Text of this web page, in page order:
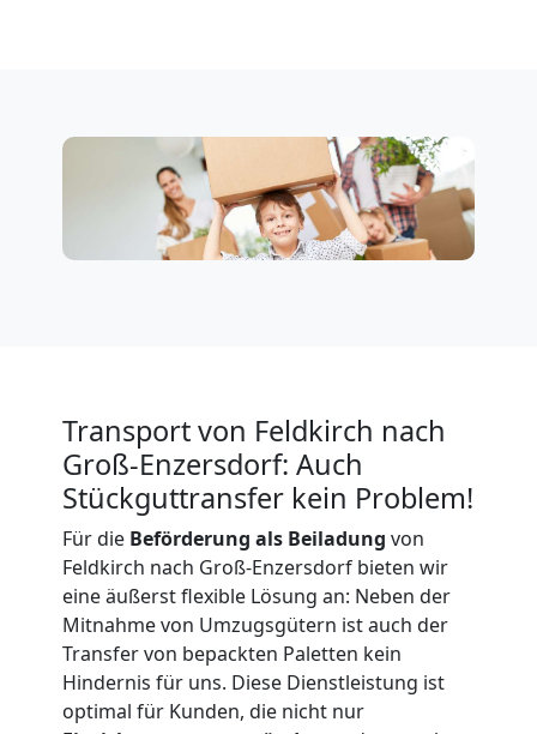
Transport von Feldkirch nach
Groß-Enzersdorf: Auch
Stückguttransfer kein Problem!
Für die Beförderung als Beiladung von
Feldkirch nach Groß-Enzersdorf bieten wir
eine äußerst flexible Lösung an: Neben der
Mitnahme von Umzugsgütern ist auch der
Transfer von bepackten Paletten kein
Hindernis für uns. Diese Dienstleistung ist
optimal für Kunden, die nicht nur
Feldkirch
Expressumzug
Tragehilfe
Feldkirch
Kleiner
Umzug
Feldkirch